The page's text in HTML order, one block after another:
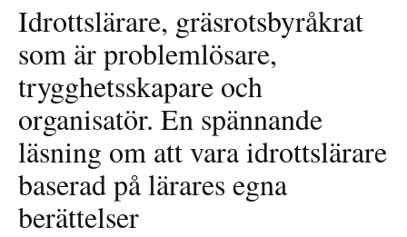
Idrottslärare, gräsrotsbyråkrat
som är problemlösare,
trygghetsskapare och
organisatör. En spännande
läsning om att vara idrottslärare
baserad på lärares egna
berättelser